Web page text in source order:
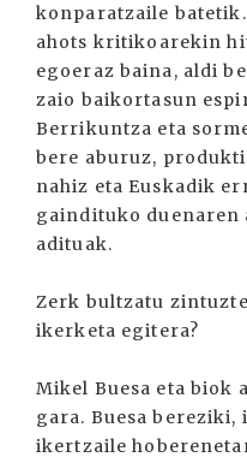
konparatzaile
ahots kritikoarekin
egoeraz baina, aldi
zaio baikortasun
Berrikuntza eta
bere aburuz,
nahiz eta Euskadik
gaindituko duenaren
adituak.
Zerk bultzatu
ikerketa egitera?
Mikel Buesa eta biok
gara. Buesa bereziki,
ikertzaile